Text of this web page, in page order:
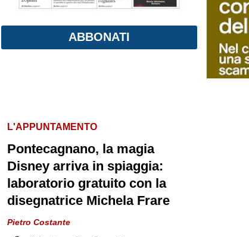
ABBONATI
L'APPUNTAMENTO
Pontecagnano, la magia
Disney arriva in spiaggia:
laboratorio gratuito con la
disegnatrice Michela Frare
Pietro Costante